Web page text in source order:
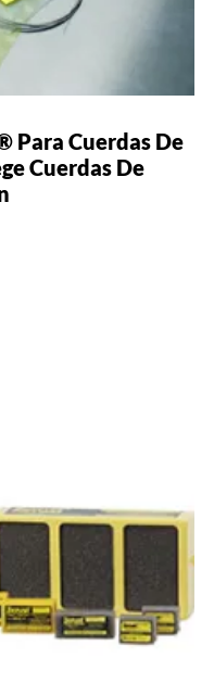
Para Cuerdas De
Cuerdas De